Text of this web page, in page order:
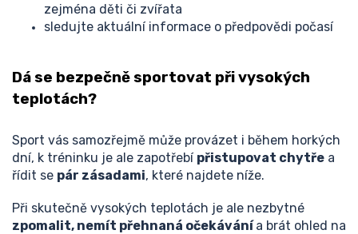
zejména děti či zvířata
sledujte aktuální informace o předpovědi počasí
Dá se bezpečně sportovat při vysokých
teplotách?
Sport vás samozřejmě může provázet i během horkých
dní, k tréninku je ale zapotřebí přistupovat chytře a
řídit se pár zásadami, které najdete níže.
Při skutečně vysokých teplotách je ale nezbytné
zpomalit, nemít přehnaná očekávánía brát ohled na